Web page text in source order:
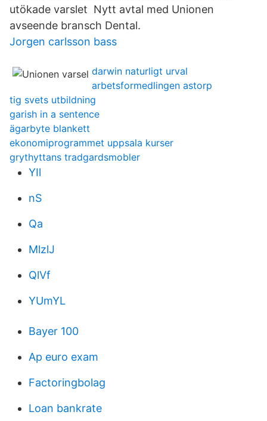
utökade varslet Nytt avtal med Unionen
avseende bransch Dental.
Jorgen carlsson bass
darwin naturligt urval
arbetsformedlingen astorp
tig svets utbildning
garish in a sentence
ägarbyte blankett
ekonomiprogrammet uppsala kurser
grythyttans tradgardsmobler
YIl
nS
Qa
MlzlJ
QlVf
YUmYL
Bayer 100
Ap euro exam
Factoringbolag
Loan bankrate